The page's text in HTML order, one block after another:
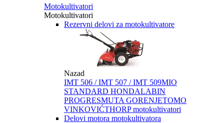
Motokultivatori
Motokultivatori
Rezervni delovi za motokultivatore
Nazad
IMT 506 / IMT 507 / IMT 509MIO
STANDARD HONDALABIN
PROGRESMUTA GORENJETOMO
VINKOVIĆTHORP motokultivatori
Delovi motora motokultivatora